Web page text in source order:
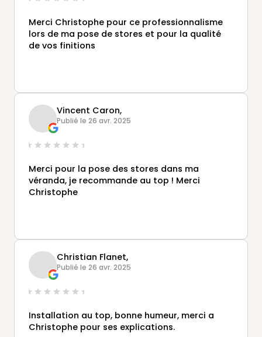
Merci Christophe pour ce professionnalisme
lors de ma pose de stores et pour la qualité
de vos finitions
Vincent Caron,
Publié le 26 avr. 2025
Merci pour la pose des stores dans ma
véranda, je recommande au top ! Merci
Christophe
Christian Flanet,
Publié le 26 avr. 2025
Installation au top, bonne humeur, merci a
Christophe pour ses explications.